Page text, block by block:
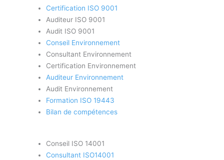
Certification ISO 9001
Auditeur ISO 9001
Audit ISO 9001
Conseil Environnement
Consultant Environnement
Certification Environnement
Auditeur Environnement
Audit Environnement
Formation ISO 19443
Bilan de compétences
Conseil ISO 14001
Consultant ISO14001